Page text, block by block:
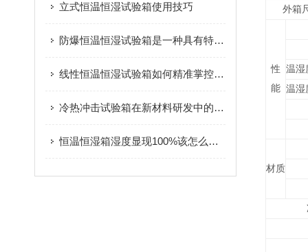
立式恒温恒湿试验箱使用技巧
防爆恒温恒湿试验箱是一种具有特殊功能和设计的试验设备
线性恒温恒湿试验箱如何精准掌控温湿度？
冷热冲击试验箱在新材料研发中的应用与创新探索
恒温恒湿箱湿度显现100%该怎么处理呢
外箱
性
能
温湿
温湿
材质